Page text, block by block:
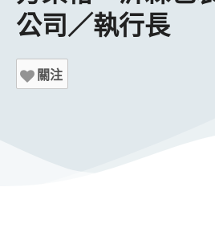
公司／執行長
關注